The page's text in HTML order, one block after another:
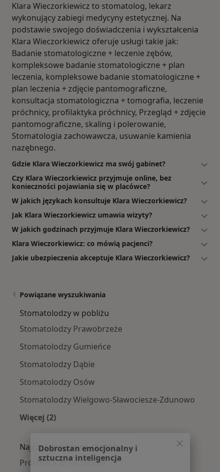
Klara Wieczorkiewicz to stomatolog, lekarz
wykonujący zabiegi medycyny estetycznej. Na
podstawie swojego doświadczenia i wykształcenia
Klara Wieczorkiewicz oferuje usługi takie jak:
Badanie stomatologiczne + leczenie zębów,
kompleksowe badanie stomatologiczne + plan
leczenia, kompleksowe badanie stomatologiczne +
plan leczenia + zdjęcie pantomograficzne,
konsultacja stomatologiczna + tomografia, leczenie
próchnicy, profilaktyka próchnicy, Przegląd + zdjęcie
pantomograficzne, skaling i polerowanie,
Stomatologia zachowawcza, usuwanie kamienia
nazębnego.
Gdzie Klara Wieczorkiewicz ma swój gabinet?
Czy Klara Wieczorkiewicz przyjmuje online, bez
konieczności pojawiania się w placówce?
W jakich językach konsultuje Klara Wieczorkiewicz?
Jak Klara Wieczorkiewicz umawia wizyty?
W jakich godzinach przyjmuje Klara Wieczorkiewicz?
Klara Wieczorkiewicz: co mówią pacjenci?
Jakie ubezpieczenia akceptuje Klara Wieczorkiewicz?
Powiązane wyszukiwania
Stomatolodzy w pobliżu
Stomatolodzy Prawobrzeże
Stomatolodzy Gumieńce
Stomatolodzy Dąbie
Stomatolodzy Osów
Stomatolodzy Wielgowo-Sławociesze-Zdunowo
Więcej (2)
Najczęście leczone choroby
Próchnica w Szczecinie
sztuczna inteligencja